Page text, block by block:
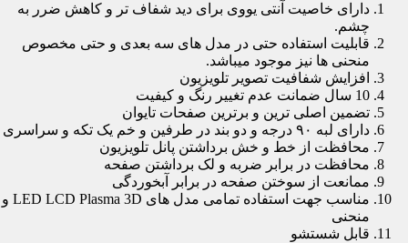
دارای خاصیت آنتی یووی برای دید شفاف تر و کاهش ضرر به
چشم.
قابلیت استفاده حتی در مدل های سه بعدی و حتی مخصوص
منحنی ها نیز موجود میباشد.
افزایش شفافیت تصویر تلویزیون
10 سال ضمانت عدم تغییر رنگ و کیفیت
تضمین اصلی ترین و برترین صفحات تایوان
دارای لبه ۹۰ درجه و دو بند در طرفین و خم یک تکه و سراسری
محافظت از خط و خش برداشتن پانل تلویزیون
محافظت در برابر ضربه و لک برداشتن صفحه
ممانعت از سوختن صفحه در برابر آبخوردگی
مناسب جهت استفاده تمامی مدل های LED LCD Plasma 3D و
منحنی
قابل شستشو